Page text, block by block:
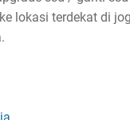
lokasi terdekat di